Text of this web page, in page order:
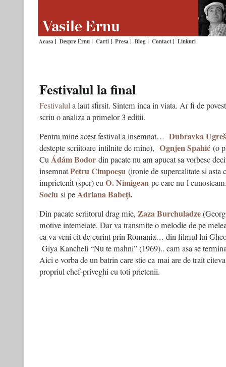
Acasa Despre Ernu Carti Presa Blog Contact Linkuri
Festivalul la final
Festivalula laut sfirsit. Sintem inca in viata. Ar fi de
scriu o analiza a primelor 3 editii.
Pentru mine acest festival a insemnat… Dubravka
destepte scriitoare intilnite de mine), Ognjen Spahić (o
CuÁdám Bodor din pacate nu am apucat sa vorbesc
insemnatPetru Cimpoeşu (ironie de supercalitate si
imprietenit (sper) cuO. Nimigean pe care nu-l
Sociu si peAdriana Babeţi.
Din pacate scriitorul drag mie, Zaza Burchuladze
motive intemeiate. Dar va transmite o melodie de pe
ca va veni cit de curint prin Romania… din filmul lui
Giya Kancheli “Nu te mahni” (1969).. cam asa se
Aici e vorba de un batrin care stie ca mai are de trait
propriul chef-priveghi cu toti prietenii.